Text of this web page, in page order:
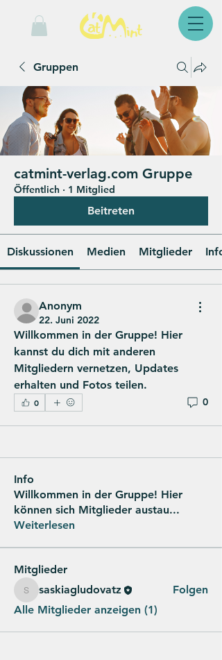
Gruppen
catmint-verlag.com Gruppe
Öffentlich · 1 Mitglied
Beitreten
Diskussionen Medien Mitglieder Info
Anonym
22. Juni 2022
Willkommen in der Gruppe! Hier
kannst du dich mit anderen
Mitgliedern vernetzen, Updates
erhalten und Fotos teilen.
0 0
Info
Willkommen in der Gruppe! Hier
können sich Mitglieder austau...
Weiterlesen
Mitglieder
saskiagludovatz
saskiagludovatz
Folgen
Alle Mitglieder anzeigen (1)